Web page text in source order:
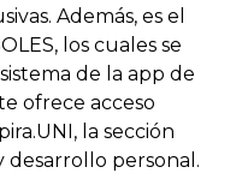
Además, es el
los cuales se
de la app de
ofrece acceso
la sección
personal.